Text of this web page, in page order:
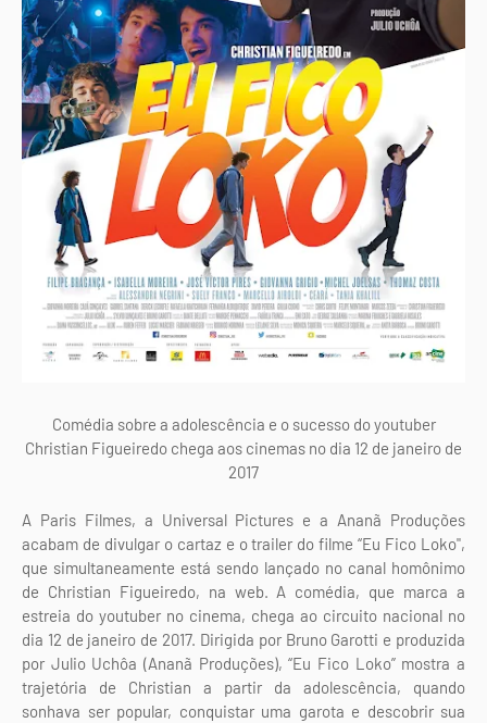
Comédia sobre a adolescência e o sucesso do youtuber
Christian Figueiredo chega aos cinemas no dia 12 de janeiro de
2017
A Paris Filmes, a Universal Pictures e a Ananã Produções
acabam de divulgar o cartaz e o trailer do filme “Eu Fico Loko",
que simultaneamente está sendo lançado no canal homônimo
de Christian Figueiredo, na web. A comédia, que marca a
estreia do youtuber no cinema, chega ao circuito nacional no
dia 12 de janeiro de 2017. Dirigida por Bruno Garotti e produzida
por Julio Uchôa (Ananã Produções), “Eu Fico Loko” mostra a
trajetória de Christian a partir da adolescência, quando
sonhava ser popular, conquistar uma garota e descobrir sua